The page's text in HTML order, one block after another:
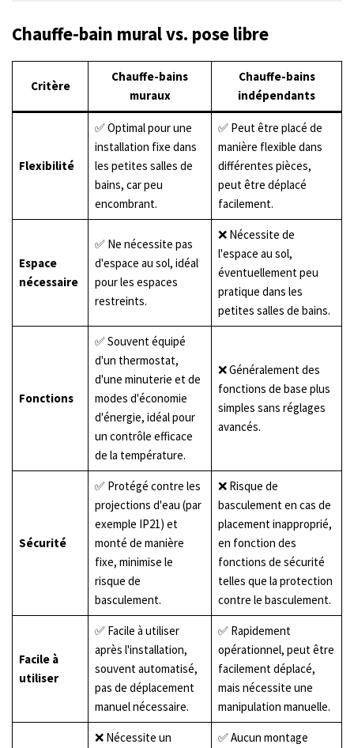
Chauffe-bain mural vs. pose libre
Critère
Chauffe-bains
muraux
Chauffe-bains
indépendants
Flexibilité
✅ Optimal pour une
installation fixe dans
les petites salles de
bains, car peu
encombrant.
✅ Peut être placé de
manière flexible dans
différentes pièces,
peut être déplacé
facilement.
Espace
nécessaire
✅ Ne nécessite pas
d'espace au sol, idéal
pour les espaces
restreints.
❌ Nécessite de
l'espace au sol,
éventuellement peu
pratique dans les
petites salles de bains.
Fonctions
✅ Souvent équipé
d'un thermostat,
d'une minuterie et de
modes d'économie
d'énergie, idéal pour
un contrôle efficace
de la température.
❌ Généralement des
fonctions de base plus
simples sans réglages
avancés.
Sécurité
✅ Protégé contre les
projections d'eau (par
exemple IP21) et
monté de manière
fixe, minimise le
risque de
basculement.
❌ Risque de
basculement en cas de
placement inapproprié,
en fonction des
fonctions de sécurité
telles que la protection
contre le basculement.
Facile à
utiliser
✅ Facile à utiliser
après l'installation,
souvent automatisé,
pas de déplacement
manuel nécessaire.
✅ Rapidement
opérationnel, peut être
facilement déplacé,
mais nécessite une
manipulation manuelle.
❌ Nécessite un
✅ Aucun montage